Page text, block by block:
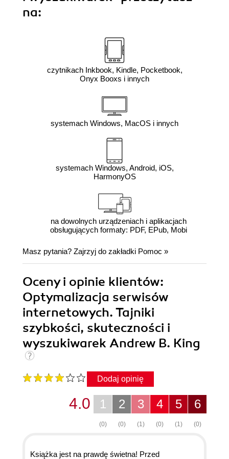
na:
czytnikach Inkbook, Kindle, Pocketbook,
Onyx Booxs i innych
systemach Windows, MacOS i innych
systemach Windows, Android, iOS,
HarmonyOS
na dowolnych urządzeniach i aplikacjach
obsługujących formaty: PDF, EPub, Mobi
Masz pytania? Zajrzyj do zakładki Pomoc »
Oceny i opinie klientów:
Optymalizacja serwisów
internetowych. Tajniki
szybkości, skuteczności i
wyszukiwarek Andrew B. King
Dodaj opinię
6
(0)
5
(1)
4
(0)
3
(1)
2
(0)
1
(0)
4.0
Książka jest na prawdę świetna! Przed